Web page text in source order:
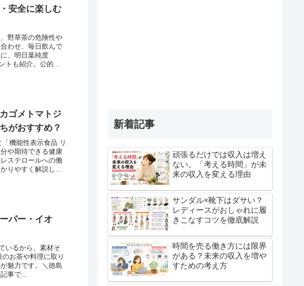
安全に楽しむ
野草茶の危険性や
わせ、毎日飲んで
、明日葉純度
トも紹介。公的機
ゴメトマトジ
がおすすめ？
「機能性表示食品 リ
や期待できる健康
ステロールへの働
りやすく解説しま
パー・イオ
いるから、素材そ
お茶や料理に取り
魅力です。＼徳島
事で...
新着記事
頑張るだけでは収入は増え
ない。「考える時間」が未
来の収入を変える理由
サンダル×靴下はダサい？
レディースがおしゃれに履
きこなすコツを徹底解説
時間を売る働き方には限界
がある？未来の収入を増や
すための考え方